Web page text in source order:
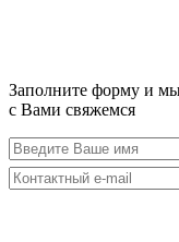
Заполните форму и
с Вами свяжемся